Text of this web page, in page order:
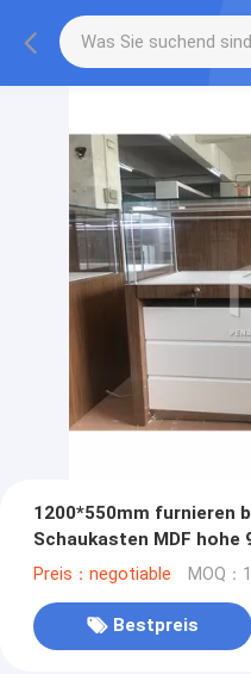
1200*550mm furnieren
Schaukasten MDF hohe
Preis：negotiable MOQ：
Bestpreis